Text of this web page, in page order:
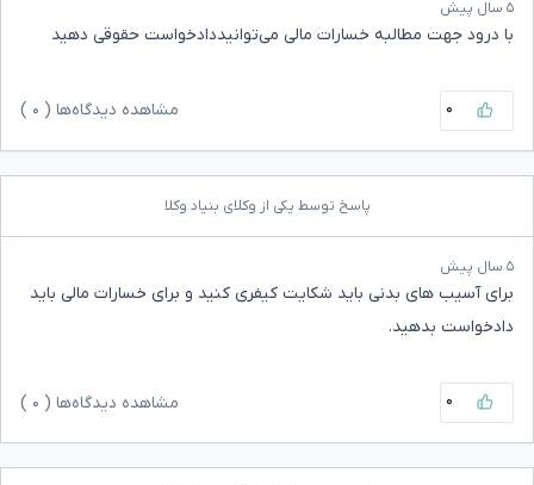
۵ سال پیش
با درود جهت مطالبه خسارات مالی می‌توانیددادخواست حقوقی دهید
۰ مشاهده دیدگاه‌ها ( ۰
پاسخ توسط یکی از وکلای بنیاد وکلا
۵ سال پیش
برای آسیب های بدنی باید شکایت کیفری کنید و برای خسارات مالی باید
دادخواست بدهید.
۰ مشاهده دیدگاه‌ها ( ۰